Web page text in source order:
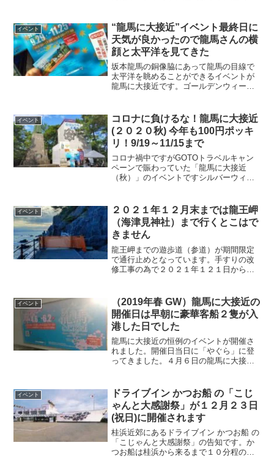
ので、ご家族連れなどでどーぞ！
イベント
“龍馬に大接近”イベント最終日に
天気が良かったので龍馬さんの横
顔と太平洋を見てきた
坂本龍馬の銅像脇にあって龍馬の目線で
太平洋を眺めることができるイベントが
龍馬に大接近です。ゴールデンウィーク
込）です。
イベント
コロナに負けるな！龍馬に大接近
(２０２０秋) 今年も100円ポッキ
リ！9/19～11/15まで
コロナ禍中ですがGOTOトラベルキャン
ペーンで賑わっていた「龍馬に大接近
（秋）」のイベントですシルバーウィー
れています。
イベント
２０２１年１２月末までは龍王岬
（海津見神社）まで行くとこはで
きません
龍王岬までの遊歩道（参道）が期間限定
で通行止めとなっています。手すりの改
修工事の為で２０２１年１２１日から末
イベント
（2019年春 GW）龍馬に大接近の
開催日は早朝に豪華客船２隻が入
港した日でした
龍馬に大接近の恒例のイベントが開催さ
れました。開催日当日に「やぐら」に登
ってきました。４月６日の龍馬に大接近
度この日は、豪華客船が２隻入港したの
で、竜馬さんの横顔と豪華客船を見るこ
とができました。
イベント
ドライブイン かつお船 の「こじ
ゃんと大感謝祭」が１２月２３日
(祝日)に開催されます
桂浜近郊にあるドライブイン かつお船 の
「こじゃんと大感謝祭」の告知です。か
つお船は桂浜から来るまで１０分程の場